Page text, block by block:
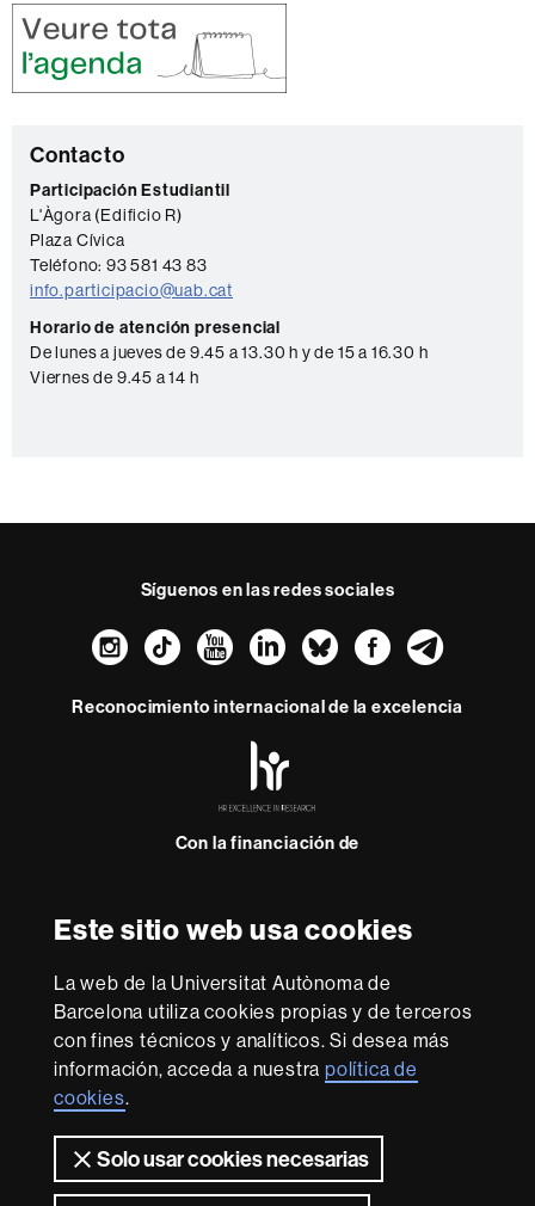
Este sitio web usa cookies
La web de la Universitat Autònoma de
Barcelona utiliza cookies propias y de terceros
con fines técnicos y analíticos. Si desea más
información, acceda a nuestrapolítica de
cookies.
Solo usar cookies necesarias
C
o
n
t
a
c
t
Contacto
Participación Estudiantil
L'Àgora (Edificio R)
Plaza Cívica
Teléfono: 93 581 43 83
info.participacio@uab.cat
Horario de atención presencial
De lunes a jueves de 9.45 a 13.30 h y de 15 a 16.30 h
Viernes de 9.45 a 14 h
Síguenos en las redes sociales
Instagram
TikTokYouTube
LinkedIn
Bluesky
Reconocimiento internacional de la excelencia
-
Con la financiación de
Sobre
esta
web Aviso legal Protección de datos Sobre el
web Accesibilidad web Mapa del web UAB
Somos una universidad líder que imparte una docencia
flexible, adecuada a las necesidades de la sociedad y
adaptada a los nuevos modelos de la Europa del
conocimiento. La UAB es reconocida internacionalmente